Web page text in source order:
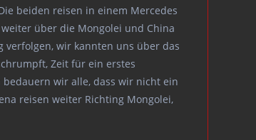
beiden reisen in einem Mercedes
über die Mongolei und China
wir kannten uns über das
Zeit für ein erstes
wir alle, dass wir nicht ein
reisen weiter Richting Mongolei,